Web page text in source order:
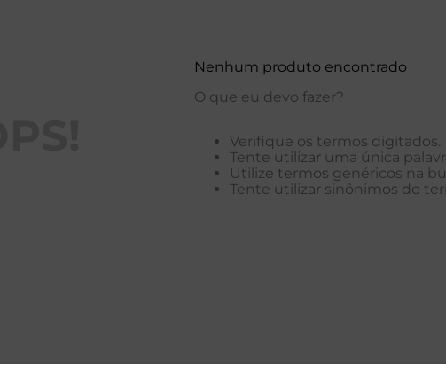
Nenhum produto encontrado
O que eu devo fazer?
Verifique os termos digitados.
Tente utilizar uma única
Utilize termos genéricos na
Tente utilizar sinônimos do